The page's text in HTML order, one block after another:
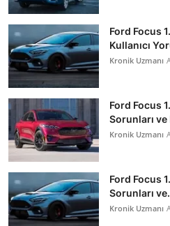
Ford Focus
Kullanıcı
Kronik Uzmanı
Ford Focus
Sorunları ve
Kronik Uzmanı
Ford Focus
Sorunları
Kronik Uzmanı